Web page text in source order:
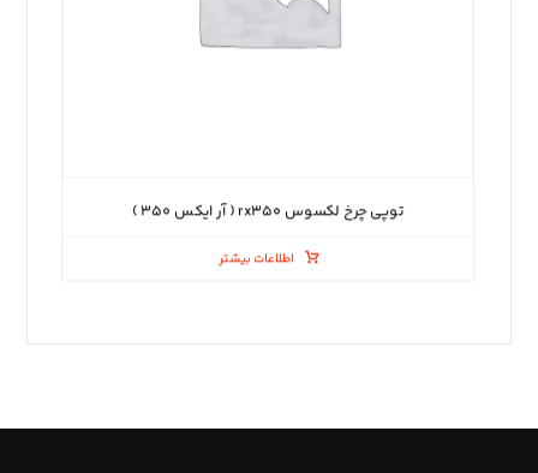
توپی چرخ لکسوس rx۳۵۰ ( آر ایکس ۳۵۰ )
اطلاعات بیشتر